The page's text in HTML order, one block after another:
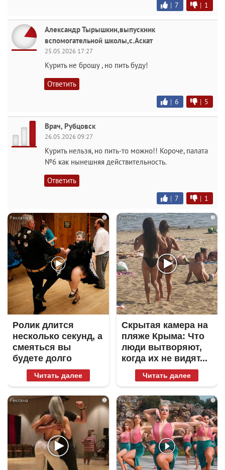
| 7 | 1
Александр Тырышкин,выпускник
вспомогательной школы,с.Аскат
25.05.2026 17:27
Курить не брошу , но пить буду!
Ответить
| 6 | 5
Врач, Рубцовск
26.05.2026 09:27
Курить нельзя, но пить-то можно!! Короче, палата
№6 как нынешняя действительность.
Ответить
| 7 | 1
i
Ролик длится
несколько секунд, а
смеяться вы
будете долго
Читать далее
i
Скрытая камера на
пляже Крыма: Что
люди вытворяют,
когда их не видят...
Читать далее
i i